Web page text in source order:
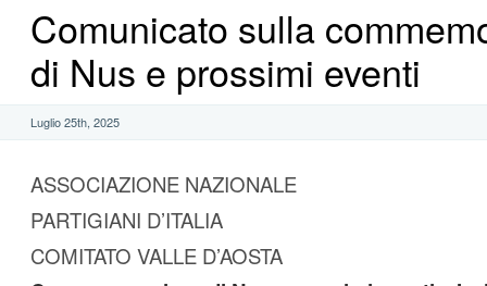
Comunicato sulla
di Nus e prossimi eventi
Luglio 25th, 2025
ASSOCIAZIONE NAZIONALE
PARTIGIANI D’ITALIA
COMITATO VALLE D’AOSTA